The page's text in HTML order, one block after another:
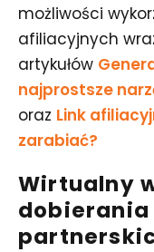
możliwości
afiliacyjnych
artykułów
najprostsze
oraz Link
zarabiać?
Wirtualny